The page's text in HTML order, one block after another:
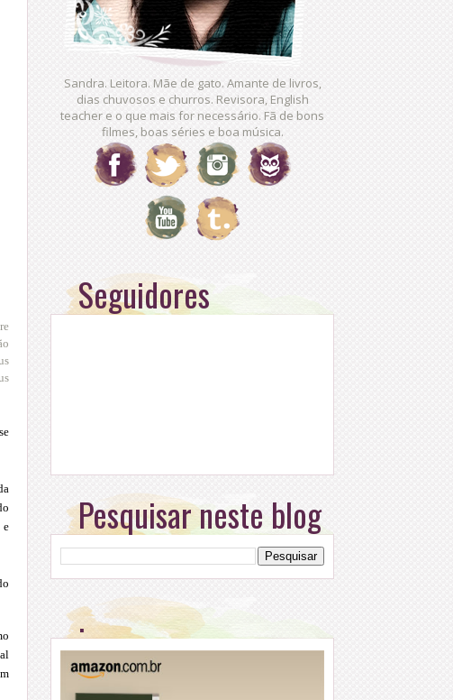
e
Sandra. Leitora. Mãe de gato. Amante de livros,
dias chuvosos e churros. Revisora, English
teacher e o que mais for necessário. Fã de bons
filmes, boas séries e boa música.
Seguidores
Pesquisar neste blog
.